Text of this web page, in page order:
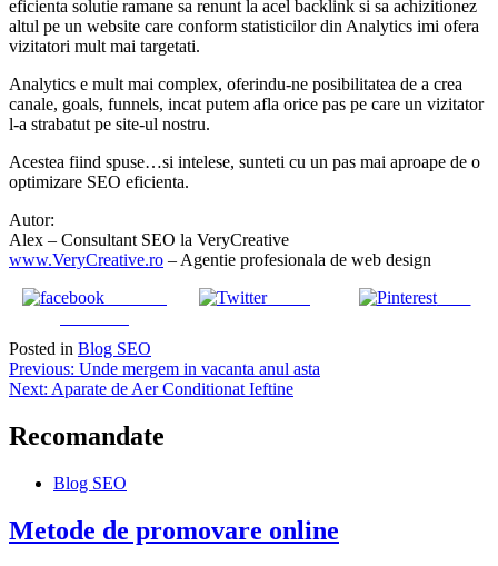
eficienta solutie ramane sa renunt la acel backlink si sa achizitionez
altul pe un website care conform statisticilor din Analytics imi ofera
vizitatori mult mai targetati.
Analytics e mult mai complex, oferindu-ne posibilitatea de a crea
canale, goals, funnels, incat putem afla orice pas pe care un vizitator
l-a strabatut pe site-ul nostru.
Acestea fiind spuse…si intelese, sunteti cu un pas mai aproape de o
optimizare SEO eficienta.
Autor:
Alex – Consultant SEO la VeryCreative
www.VeryCreative.ro – Agentie profesionala de web design
Tweet Save
Posted in Blog SEO
Navigare
în
articole
Previous: Unde mergem in vacanta anul asta
Next: Aparate de Aer Conditionat Ieftine
Recomandate
Blog SEO
Metode de promovare online